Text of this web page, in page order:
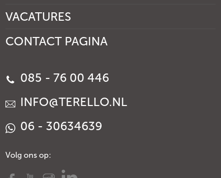
VACATURES
CONTACT PAGINA
085 - 76 00 446
INFO@TERELLO.NL
06 - 30634639
Volg ons op: